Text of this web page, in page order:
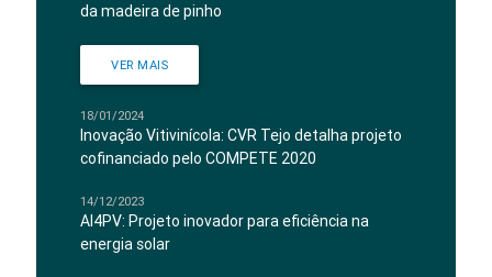
da madeira de pinho
VER MAIS
18/01/2024
Inovação Vitivinícola: CVR Tejo detalha projeto
cofinanciado pelo COMPETE 2020
14/12/2023
AI4PV: Projeto inovador para eficiência na
energia solar